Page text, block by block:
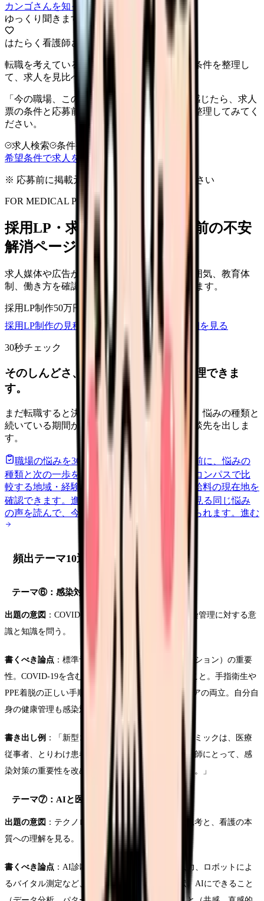
カンゴさんを知ってから相談する
ゆっくり聞きます
はたらく看護師さん 求人
転職を考えている看護師さんへ。まずは希望条件を整理し
て、求人を見比べられます。
「今の職場、このままでいいのかな...」そう感じたら、求人
票の条件と応募前に確認したい不安を分けて整理してみてく
ださい。
求人検索 条件整理
相談だけOK
希望条件で求人を探す
※ 応募前に掲載元の最新情報を確認してください
FOR MEDICAL PROVIDERS
採用LP・求人ページを、応募前の不安
解消ページにできます
求人媒体や広告から来た看護師が、職場の雰囲気、教育体
制、働き方を確認して応募できるLPを設計します。
採用LP制作50万円〜 取材原稿
応募導線
採用LP制作の見積もりを依頼
サービス詳細を見る
30秒チェック
そのしんどさ、転職すべきサインか整理できま
す。
まだ転職すると決めていなくても大丈夫です。悩みの種類と
続いている期間から、次に見るべき記事と相談先を出しま
す。
職場の悩みを30秒で診断
辞めるべきか迷う前に、悩みの
種類と次の一歩を整理します。
給料コンパスで比
較する地域・経験年数・施設形態から、今の給料の現在地を
確認できます。 進む 匿名掲示板で本音を見る 同じ悩み
の声を読んで、今の職場だけの問題か確かめられます。 進む
頻出テーマ10選（後半5テーマ）
テーマ⑥：感染対策と看護師の責任
出題の意図 ：COVID-19のパンデミックを経て、感染管理に対する意
識と知識を問う。
書くべき論点 ：標準予防策（スタンダードプリコーション）の重要
性。COVID-19を含む新興感染症への対応で学んだこと。手指衛生や
PPE着脱の正しい手順。感染対策と患者の心理的ケアの両立。自分自
身の健康管理も感染対策の一環であること。
書き出し例 ：「新型コロナウイルス感染症のパンデミックは、医療
従事者、とりわけ患者の最も近くでケアを行う看護師にとって、感
染対策の重要性を改めて突きつけた出来事であった。」
テーマ⑦：AIと医療の未来
出題の意図 ：テクノロジーの進化に対する柔軟な思考と、看護の本
質への理解を見る。
書くべき論点 ：AI診断支援、電子カルテの音声入力、ロボットによ
るバイタル測定など、看護業務へのAI導入の現状。AIにできること